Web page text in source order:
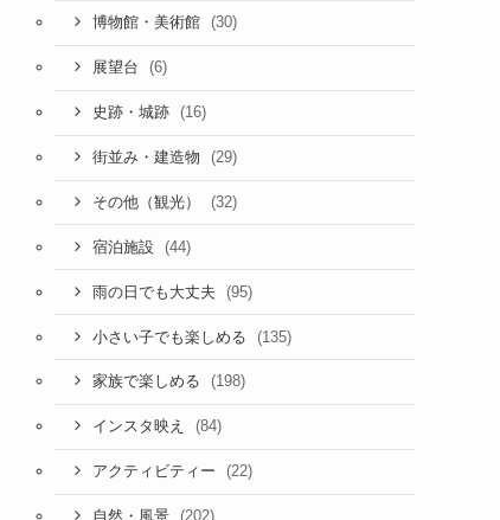
博物館・美術館 (30)
展望台 (6)
史跡・城跡 (16)
街並み・建造物 (29)
その他（観光） (32)
宿泊施設 (44)
雨の日でも大丈夫 (95)
小さい子でも楽しめる (135)
家族で楽しめる (198)
インスタ映え (84)
アクティビティー (22)
自然・風景 (202)